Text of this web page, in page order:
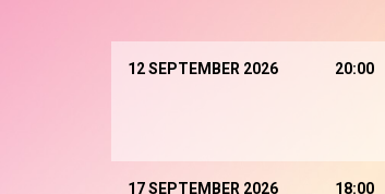
12 SEPTEMBER 2026 20:00
17 SEPTEMBER 2026 18:00